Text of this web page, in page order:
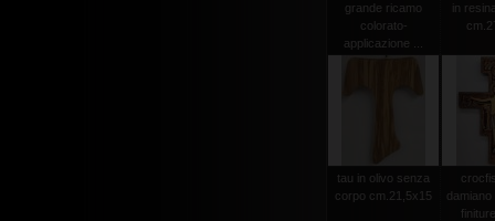
grande ricamo
colorato-
applicazione ...
in
tau in olivo senza
corpo cm.21,5x15